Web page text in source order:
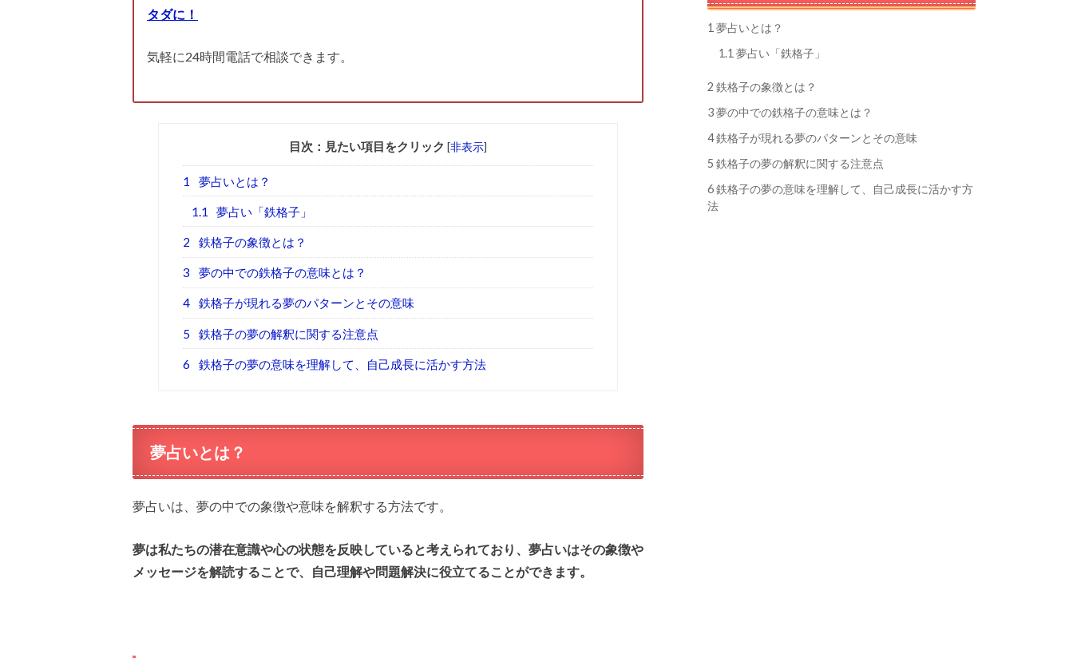
タダに！
気軽に24時間電話で相談できます。
目次：見たい項目をクリック [非表示]
1 夢占いとは？
1.1 夢占い「鉄格子」
2 鉄格子の象徴とは？
3 夢の中での鉄格子の意味とは？
4 鉄格子が現れる夢のパターンとその意味
5 鉄格子の夢の解釈に関する注意点
6 鉄格子の夢の意味を理解して、自己成長に活かす方法
夢占いとは？
夢占いは、夢の中での象徴や意味を解釈する方法です。
夢は私たちの潜在意識や心の状態を反映していると考えられており、夢占いはその象徴や
メッセージを解読することで、自己理解や問題解決に役立てることができます。
1 夢占いとは？
1.1 夢占い「鉄格子」
2 鉄格子の象徴とは？
3夢の中での鉄格子の意味とは？
4鉄格子が現れる夢のパターンとその意味
5 鉄格子の夢の解釈に関する注意点
6鉄格子の夢の意味を理解して、自己成長に活かす方
法